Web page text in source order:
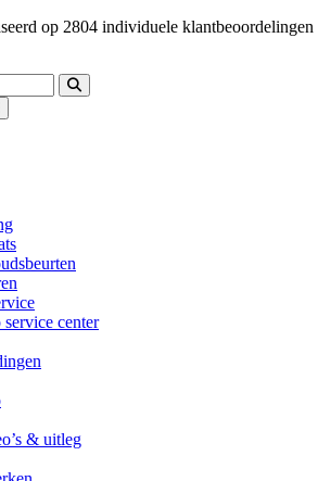
op 2804 individuele klantbeoordelingen
service center
& uitleg